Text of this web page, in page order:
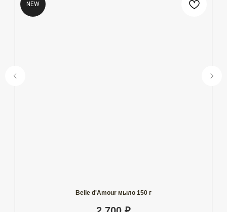
NEW
Belle d'Amour мыло 150 г